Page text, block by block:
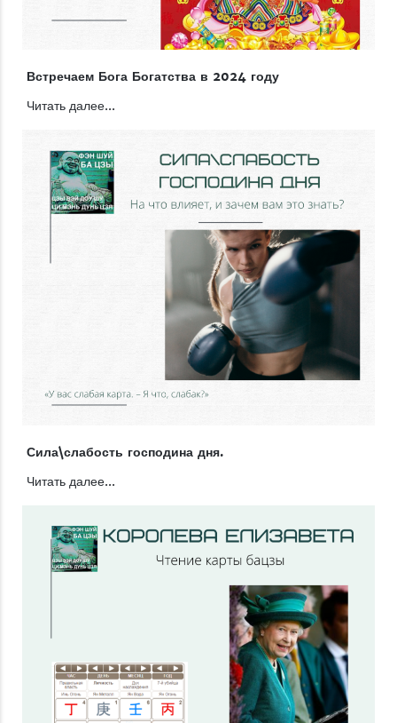
Встречаем Бога Богатства в 2024 году
Читать далее...
Сила\слабость господина дня.
Читать далее...